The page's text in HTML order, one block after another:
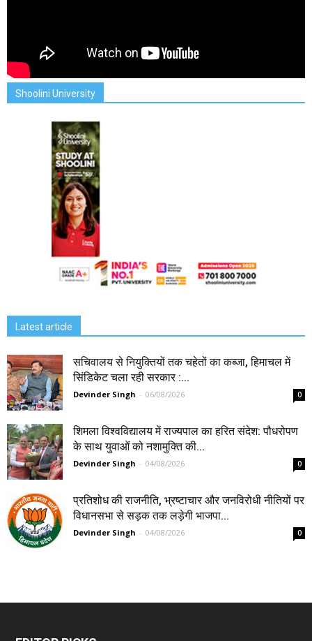
Shoolini University
Latest article
सचिवालय से नियुक्तियों तक चहेतों का कब्जा, हिमाचल में
सिंडिकेट चला रही सरकार :...
Devinder Singh - 06/08/2026 0
शिमला विश्वविद्यालय में राज्यपाल का हरित संदेश: पौधरोपण
के साथ युवाओं को नशामुक्ति की...
Devinder Singh - 04/08/2026 0
प्रतिशोध की राजनीति, भ्रष्टाचार और जनविरोधी नीतियों पर
विधानसभा से सड़क तक लड़ेगी भाजपा...
Devinder Singh - 04/08/2026 0